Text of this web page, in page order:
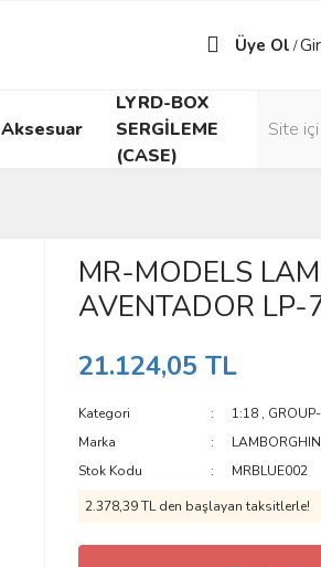
Üye Ol /
Aksesuar
LYRD-BOX
SERGİLEME
(CASE)
MR-MODELS
AVENTADOR LP-
21.124,05 TL
Kategori 1:18 ,
Marka
Stok Kodu
MRBLUE002
2.378,39 TL den başlayan taksitlerle!